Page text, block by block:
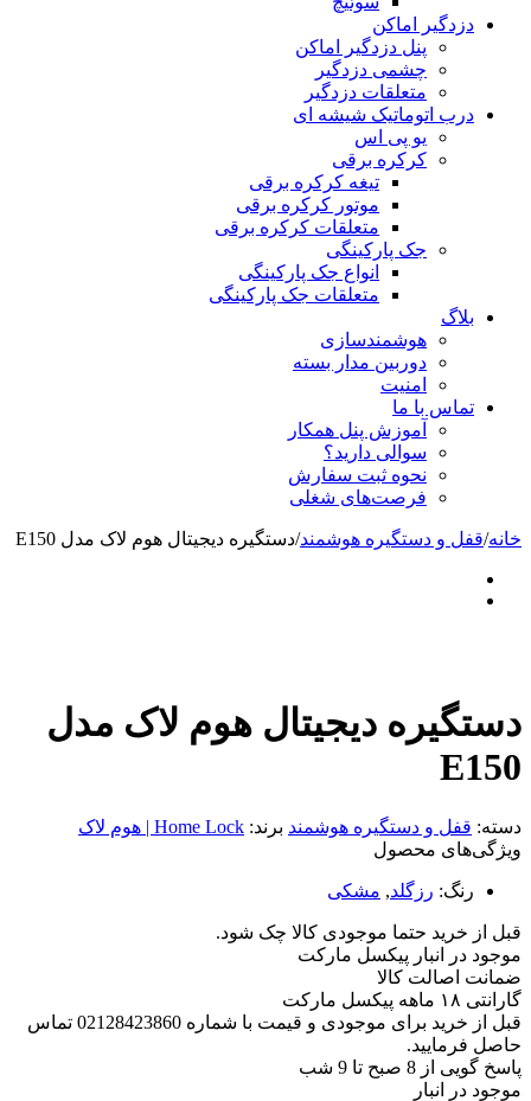
دزدگیر اماکن
پنل دزدگیر اماکن
چشمی دزدگیر
متعلقات دزدگیر
درب اتوماتیک شیشه ای
یو پی اس
کرکره برقی
تیغه کرکره برقی
موتور کرکره برقی
متعلقات کرکره برقی
جک پارکینگی
انواع جک پارکینگی
متعلقات جک پارکینگی
بلاگ
هوشمندسازی
دوربین مدار بسته
امنیت
تماس با ما
آموزش پنل همکار
سوالی دارید؟
نحوه ثبت سفارش
فرصت‌های شغلی
خانه/قفل و دستگیره هوشمند/دستگیره دیجیتال هوم لاک مدل E150
دستگیره دیجیتال هوم لاک مدل
E150
دسته: قفل و دستگیره هوشمند برند: Home Lock | هوم لاک
ویژگی‌های محصول
رنگ: رزگلد, مشکی
قبل از خرید حتما موجودی کالا چک شود.
موجود در انبار پیکسل مارکت
ضمانت اصالت کالا
گارانتی ۱۸ ماهه پیکسل مارکت
قبل از خرید برای موجودی و قیمت با شماره 02128423860 تماس
حاصل فرمایید.
پاسخ گویی از 8 صبح تا 9 شب
موجود در انبار